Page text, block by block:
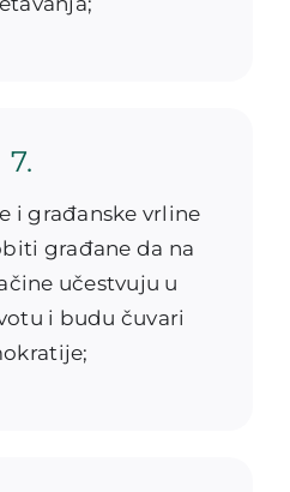
7.
i građanske vrline
građane da na
učestvuju u
i budu čuvari